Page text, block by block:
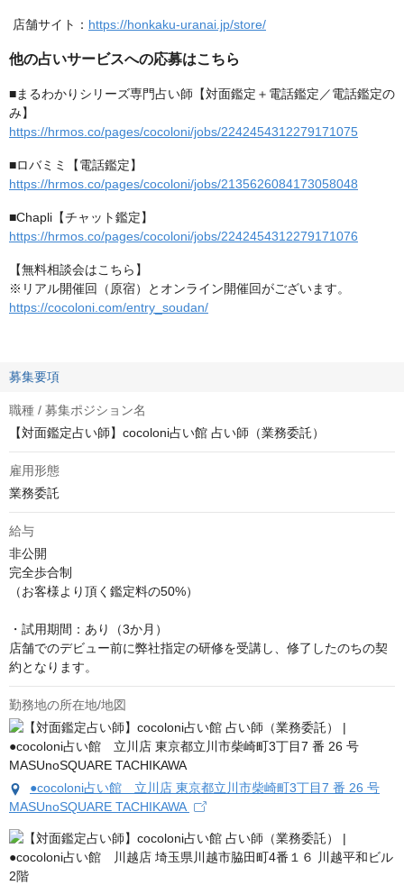
店舗サイト： https://honkaku-uranai.jp/store/
他の占いサービスへの応募はこちら
■まるわかりシリーズ専門占い師【対面鑑定＋電話鑑定／電話鑑定の
み】
https://hrmos.co/pages/cocoloni/jobs/2242454312279171075
■ロバミミ【電話鑑定】
https://hrmos.co/pages/cocoloni/jobs/2135626084173058048
■Chapli【チャット鑑定】
https://hrmos.co/pages/cocoloni/jobs/2242454312279171076
【無料相談会はこちら】
※リアル開催回（原宿）とオンライン開催回がございます。
https://cocoloni.com/entry_soudan/
募集要項
職種 / 募集ポジション名
【対面鑑定占い師】cocoloni占い館 占い師（業務委託）
雇用形態
業務委託
給与
非公開
完全歩合制
（お客様より頂く鑑定料の50%）
・試用期間：あり（3か月）
店舗でのデビュー前に弊社指定の研修を受講し、修了したのちの契
約となります。
勤務地の所在地/地図
●cocoloni占い館 立川店 東京都立川市柴崎町3丁目7 番 26 号
MASUnoSQUARE TACHIKAWA